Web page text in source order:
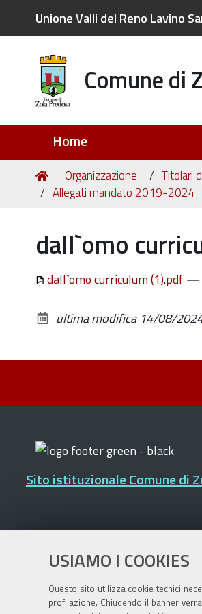
USIAMO I COOKIES
Questo sito utilizza cookie tecnici
profilazione. Chiudendo il banner
Unione Valli del Reno Lavino
Comune di
Home
Tu
sei
Home
Organizzazione Titolari
Allegati mandato 2019-2024
dall`omo
dall`omo curriculum (1).pdf—
ultima modifica 14/08/
Sito istituzionale Comune di